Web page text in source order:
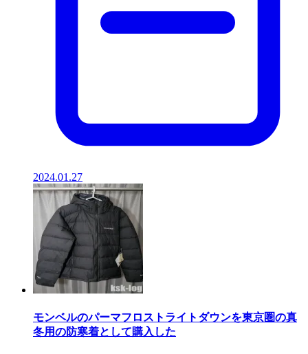
2024.01.27
モンベルのパーマフロストライトダウンを東京圏の真
冬用の防寒着として購入した